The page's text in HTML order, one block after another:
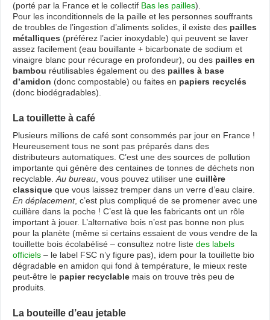
(porté par la France et le collectif Bas les pailles).
Pour les inconditionnels de la paille et les personnes souffrants
de troubles de l’ingestion d’aliments solides, il existe des pailles
métalliques (préférez l’acier inoxydable) qui peuvent se laver
assez facilement (eau bouillante + bicarbonate de sodium et
vinaigre blanc pour récurage en profondeur), ou des pailles en
bambou réutilisables également ou des pailles à base
d’amidon (donc compostable) ou faites en papiers recyclés
(donc biodégradables).
La touillette à café
Plusieurs millions de café sont consommés par jour en France !
Heureusement tous ne sont pas préparés dans des
distributeurs automatiques. C’est une des sources de pollution
importante qui génère des centaines de tonnes de déchets non
recyclable. Au bureau , vous pouvez utiliser une cuillère
classique que vous laissez tremper dans un verre d’eau claire.
En déplacement, c’est plus compliqué de se promener avec une
cuillère dans la poche ! C’est là que les fabricants ont un rôle
important à jouer. L’alternative bois n’est pas bonne non plus
pour la planète (même si certains essaient de vous vendre de la
touillette bois écolabélisé – consultez notre liste des labels
officiels – le label FSC n’y figure pas), idem pour la touillette bio
dégradable en amidon qui fond à température, le mieux reste
peut-être le papier recyclable mais on trouve très peu de
produits.
La bouteille d’eau jetable